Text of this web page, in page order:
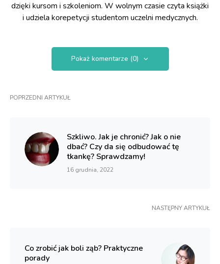
dzięki kursom i szkoleniom. W wolnym czasie czyta książki
i udziela korepetycji studentom uczelni medycznych.
Pokaż komentarze (0)
POPRZEDNI ARTYKUŁ
Szkliwo. Jak je chronić? Jak o nie
dbać? Czy da się odbudować tę
tkankę? Sprawdzamy!
16 grudnia, 2022
NASTĘPNY ARTYKUŁ
Co zrobić jak boli ząb? Praktyczne
porady